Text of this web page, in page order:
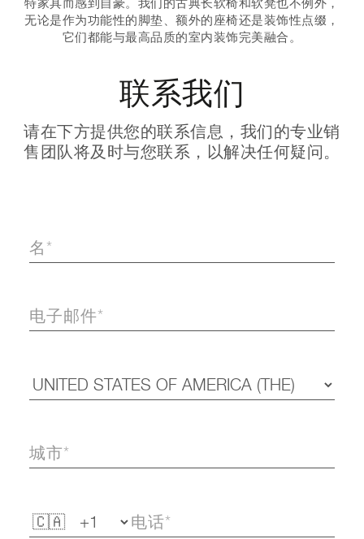
特家具而感到自豪。我们的古典长软椅和软凳也不例外，
无论是作为功能性的脚垫、额外的座椅还是装饰性点缀，
它们都能与最高品质的室内装饰完美融合。
联系我们
请在下方提供您的联系信息，我们的专业销
售团队将及时与您联系，以解决任何疑问。